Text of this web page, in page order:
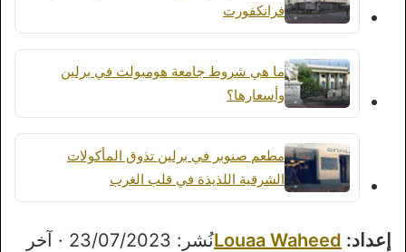
فرانكفورت
ما هي شروط جامعة هومبولت في برلين
وأسعارها؟
مطعم صنوبر في برلين تذوق المأكولات
الشرقية اللذيذة في قلب الغرب
إعداد: Louaa Waheed
نُشر: 23/07/2023 · آخر